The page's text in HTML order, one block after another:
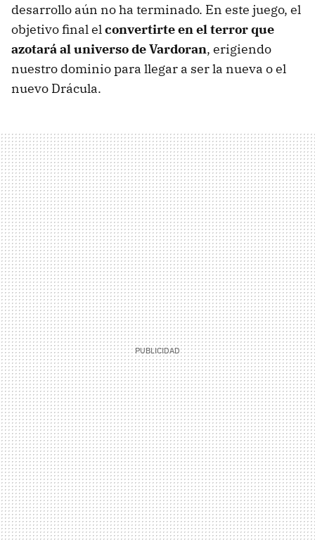
desarrollo aún no ha terminado. En este juego, el
objetivo final elconvertirte en el terror que
azotará al universo de Vardoran, erigiendo
nuestro dominio para llegar a ser la nueva o el
nuevo Drácula.